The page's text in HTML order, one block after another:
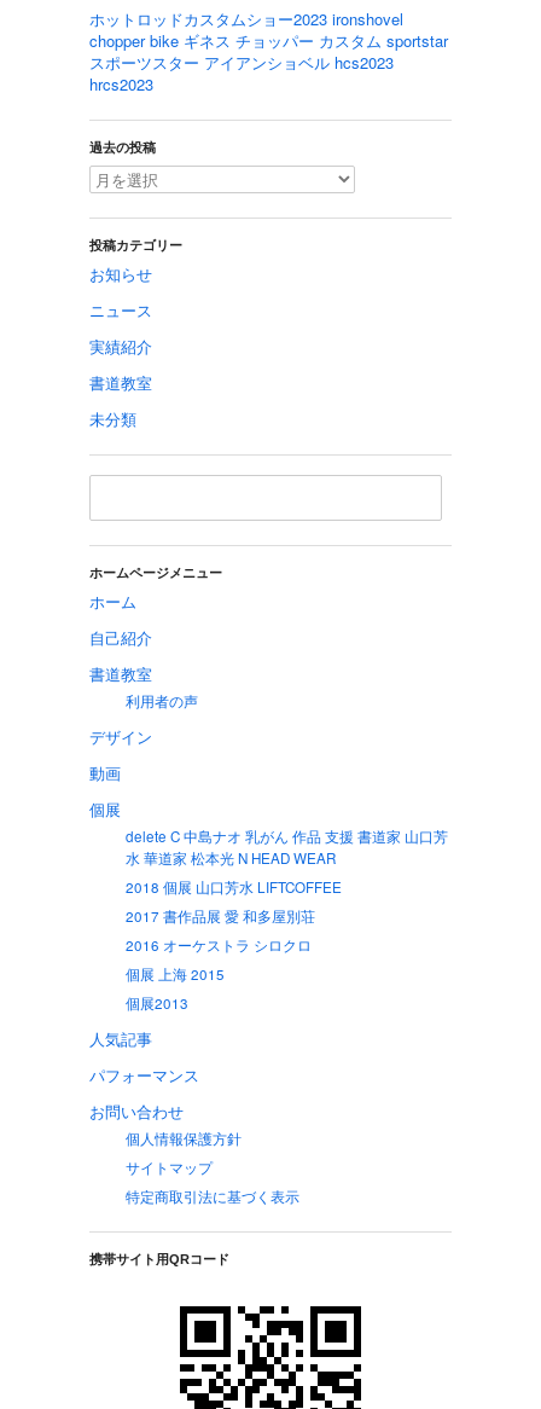
ホットロッドカスタムショー2023 ironshovel
chopper bike ギネス チョッパー カスタム sportstar
スポーツスター アイアンショベル hcs2023
hrcs2023
過去の投稿
投稿カテゴリー
お知らせ
ニュース
実績紹介
書道教室
未分類
ホームページメニュー
ホーム
自己紹介
書道教室
利用者の声
デザイン
動画
個展
delete C 中島ナオ 乳がん 作品 支援 書道家 山口芳
水 華道家 松本光 N HEAD WEAR
2018 個展 山口芳水 LIFTCOFFEE
2017 書作品展 愛 和多屋別荘
2016 オーケストラ シロクロ
個展 上海 2015
個展2013
人気記事
パフォーマンス
お問い合わせ
個人情報保護方針
サイトマップ
特定商取引法に基づく表示
携帯サイト用QRコード